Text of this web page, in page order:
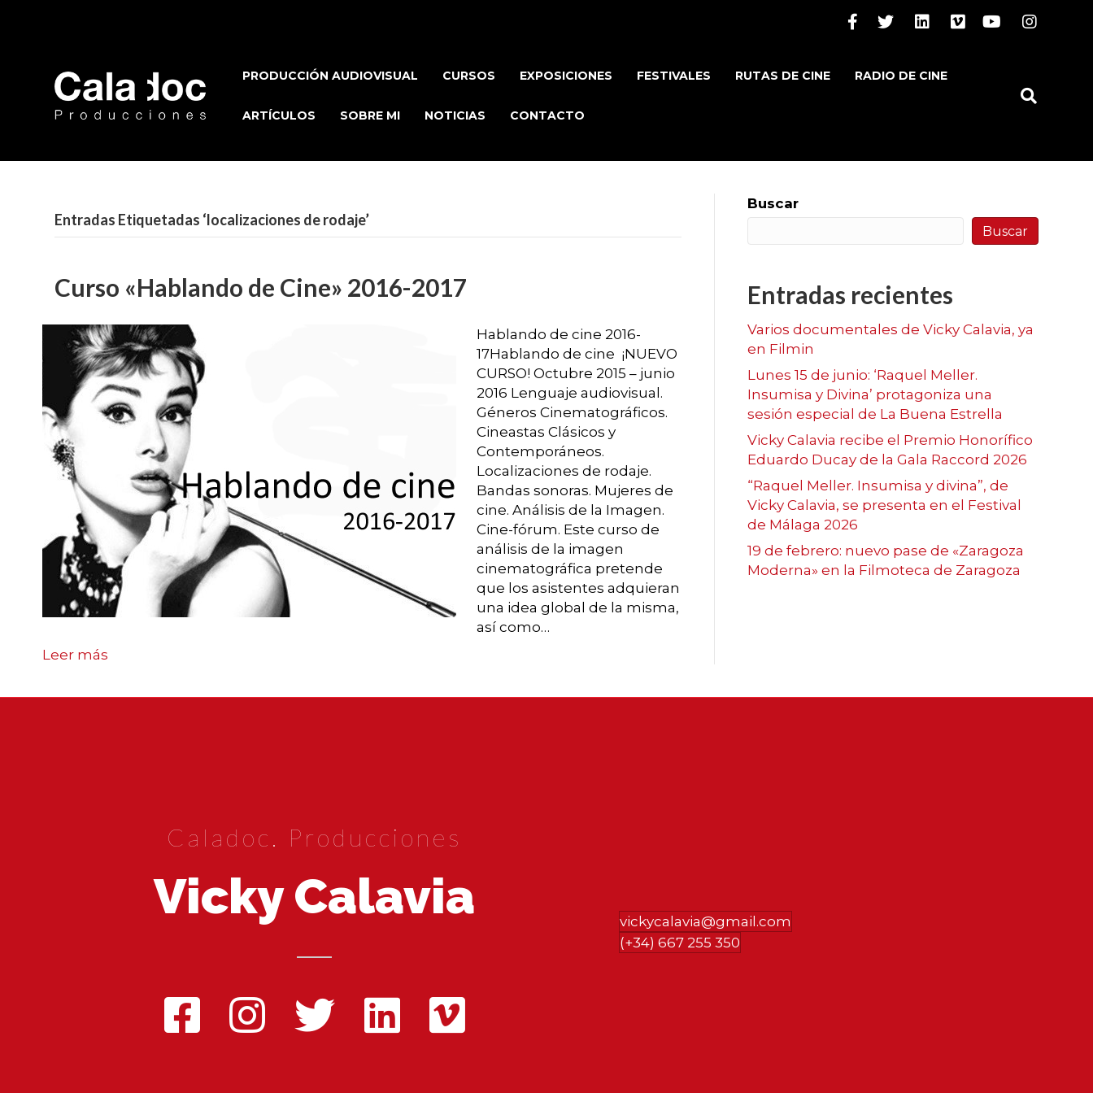
FacebookTwitterLinkedinVimeo YoutubeInstagram
PRODUCCIÓN AUDIOVISUAL CURSOS EXPOSICIONES FESTIVALES RUTAS DE CINE RADIO DE CINE
ARTÍCULOS SOBRE MI NOTICIAS CONTACTO
Entradas Etiquetadas ‘localizaciones de rodaje’
Curso «Hablando de Cine» 2016-2017
Hablando de cine 2016-
17Hablando de cine ¡NUEVO
CURSO! Octubre 2015 – junio
2016 Lenguaje audiovisual.
Géneros Cinematográficos.
Cineastas Clásicos y
Contemporáneos.
Localizaciones de rodaje.
Bandas sonoras. Mujeres de
cine. Análisis de la Imagen.
Cine-fórum. Este curso de
análisis de la imagen
cinematográfica pretende
que los asistentes adquieran
una idea global de la misma,
así como…
Leer más
Buscar
Buscar
Entradas recientes
Varios documentales de Vicky Calavia, ya
en Filmin
Lunes 15 de junio: ‘Raquel Meller.
Insumisa y Divina’ protagoniza una
sesión especial de La Buena Estrella
Vicky Calavia recibe el Premio Honorífico
Eduardo Ducay de la Gala Raccord 2026
“Raquel Meller. Insumisa y divina”, de
Vicky Calavia, se presenta en el Festival
de Málaga 2026
19 de febrero: nuevo pase de «Zaragoza
Moderna» en la Filmoteca de Zaragoza
Caladoc. Producciones
Vicky Calavia
vickycalavia@gmail.com
(+34) 667 255 350